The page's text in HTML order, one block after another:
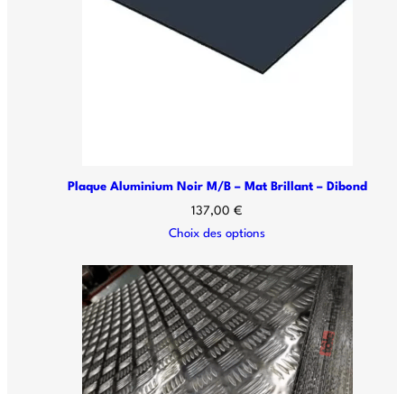
Plaque Aluminium Noir M/B – Mat Brillant – Dibond
137,00€
Choix des options